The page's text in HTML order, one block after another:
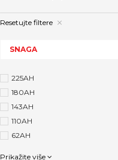
Resetujte filtere
SNAGA
225AH
180AH
143AH
110AH
62AH
Prikažite više